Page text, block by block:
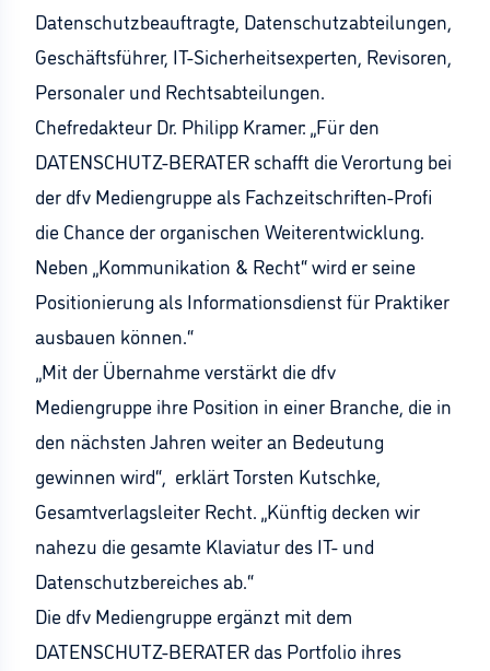
Datenschutzbeauftragte, Datenschutzabteilungen,
Geschäftsführer, IT-Sicherheitsexperten, Revisoren,
Personaler und Rechtsabteilungen.
Chefredakteur Dr. Philipp Kramer: „Für den
DATENSCHUTZ-BERATER schafft die Verortung bei
der dfv Mediengruppe als Fachzeitschriften-Profi
die Chance der organischen Weiterentwicklung.
Neben „Kommunikation & Recht“ wird er seine
Positionierung als Informationsdienst für Praktiker
ausbauen können.“
„Mit der Übernahme verstärkt die dfv
Mediengruppe ihre Position in einer Branche, die in
den nächsten Jahren weiter an Bedeutung
gewinnen wird“, erklärt Torsten Kutschke,
Gesamtverlagsleiter Recht. „Künftig decken wir
nahezu die gesamte Klaviatur des IT- und
Datenschutzbereiches ab.“
Die dfv Mediengruppe ergänzt mit dem
DATENSCHUTZ-BERATER das Portfolio ihres